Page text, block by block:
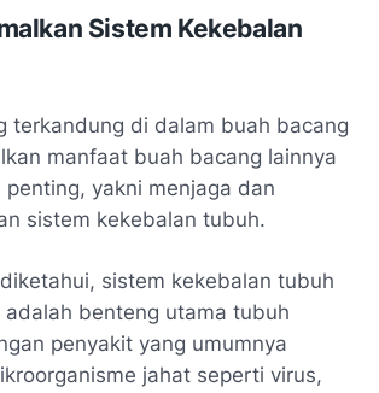
Sistem Kekebalan
terkandung di dalam buah bacang
manfaat buah bacang lainnya
yakni menjaga dan
sistem kekebalan tubuh.
sistem kekebalan tubuh
adalah benteng utama tubuh
penyakit yang umumnya
jahat seperti virus,